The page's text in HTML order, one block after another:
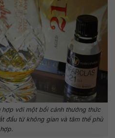
hợp với một bối cảnh thưởng thức
đầu từ không gian và tâm thế phù
hợp.